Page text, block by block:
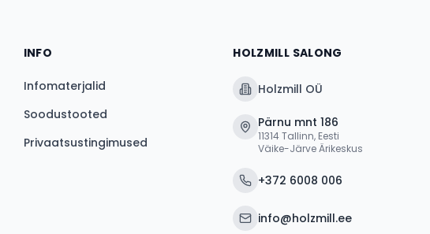
INFO
Infomaterjalid
Soodustooted
Privaatsustingimused
HOLZMILL SALONG
Holzmill OÜ
Pärnu mnt 186
11314 Tallinn, Eesti
Väike-Järve Ärikeskus
+372 6008 006
info@holzmill.ee